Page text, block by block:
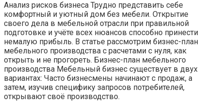
Анализ рисков бизнеса Трудно представить себе
комфортный и уютный дом без мебели. Открытие
своего дела в мебельной отрасли при правильной
подготовке и учёте всех нюансов способно принести
немалую прибыль. В статье рассмотрим бизнес-план
мебельного производства с расчетами с нуля, как
открыть и не прогореть. Бизнес-план мебельного
производства Мебельный бизнес существует в двух
вариантах: Часто бизнесмены начинают с продаж, а
затем, изучив специфику запросов потребителей,
открывают своё производство.